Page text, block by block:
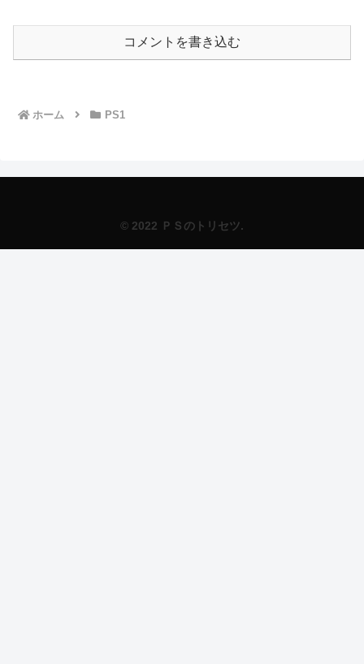
コメントを書き込む
ホーム PS1
© 2022 ＰＳのトリセツ.